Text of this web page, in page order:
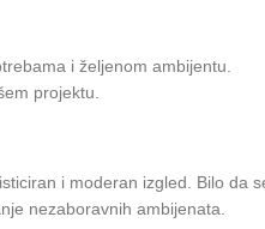
i željenom ambijentu.
projektu.
i moderan izgled. Bilo da
nezaboravnih ambijenata.